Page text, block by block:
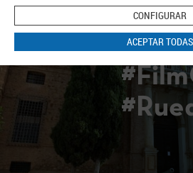
CONFIGURAR
ACEPTAR TODAS